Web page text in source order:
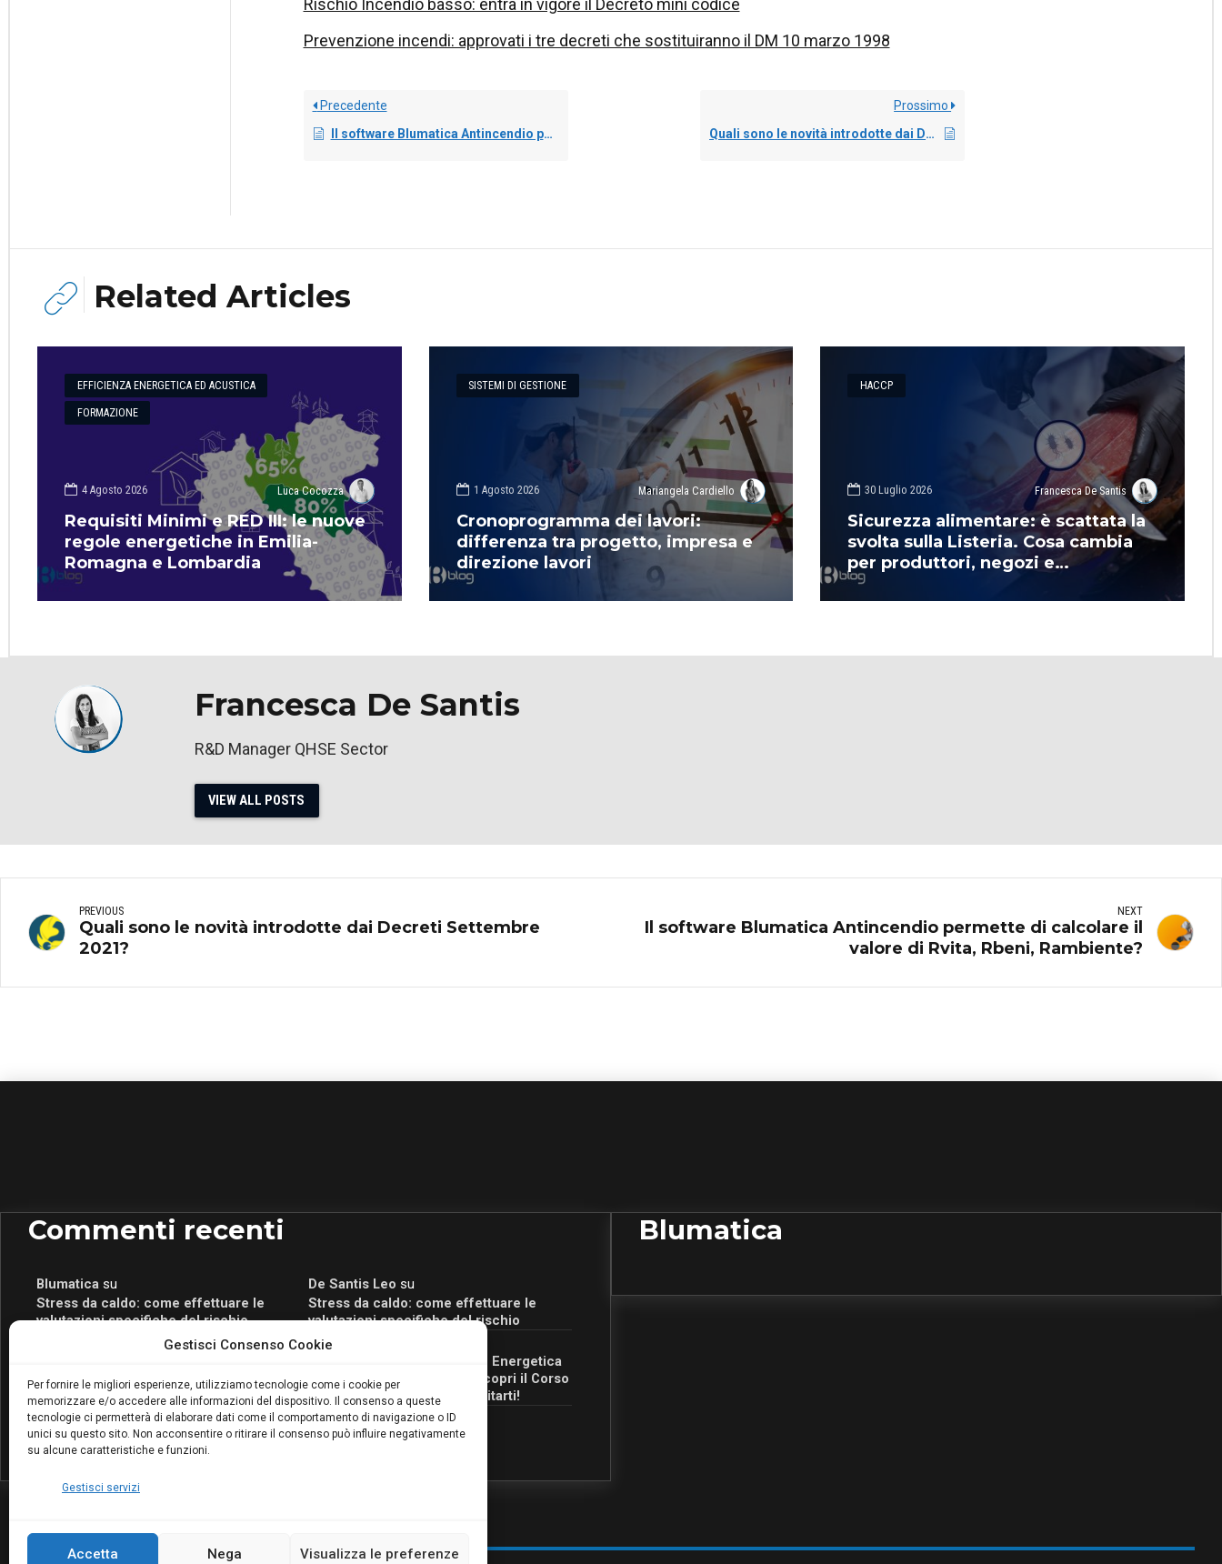
Gestisci Consenso Cookie
Per fornire le migliori esperienze, utilizziamo tecnologie come i cookie per
memorizzare e/o accedere alle informazioni del dispositivo. Il consenso a queste
tecnologie ci permetterà di elaborare dati come il comportamento di navigazione o ID
unici su questo sito. Non acconsentire o ritirare il consenso può influire negativamente
su alcune caratteristiche e funzioni.
Gestisci servizi
Accetta Nega Visualizza le preferenze
Rischio Incendio basso: entra in vigore il Decreto mini codice
Prevenzione incendi: approvati i tre decreti che sostituiranno il DM 10 marzo 1998
Precedente
Il software Blumatica Antincendio permette di calcolare il valore di Rvita, Rbeni, Rambiente?
Prossimo
Quali sono le novità introdotte dai Decreti Settembre 2021?
Related Articles
EFFICIENZA ENERGETICA ED ACUSTICA
FORMAZIONE
4 Agosto 2026 Luca Cocozza
Requisiti Minimi e RED III: le nuove
regole energetiche in Emilia-
Romagna e Lombardia
SISTEMI DI GESTIONE
1 Agosto 2026 Mariangela Cardiello
Cronoprogramma dei lavori:
differenza tra progetto, impresa e
direzione lavori
HACCP
30 Luglio 2026 Francesca De Santis
Sicurezza alimentare: è scattata la
svolta sulla Listeria. Cosa cambia
per produttori, negozi e
supermercati
Francesca De Santis
R&D Manager QHSE Sector
VIEW ALL POSTS
PREVIOUS
Quali sono le novità introdotte dai Decreti Settembre
2021?
NEXT
Il software Blumatica Antincendio permette di calcolare il
valore di Rvita, Rbeni, Rambiente?
Commenti recenti
Blumaticasu
Stress da caldo: come effettuare le
valutazioni specifiche del rischio
De Santis Leo su
Stress da caldo: come effettuare le
valutazioni specifiche del rischio
attivo anche in Campania: scopri il Corso
Blumatica da 80 Ore per abilitarti!
Romeo Myrtaj
Portale per la Certificazione Energetica
attivo anche in Campania: scopri il Corso
Blumatica da 80 Ore per abilitarti!
Blumaticasu
Coordinatore della Sicurezza: cosa è
richiesto per abilitazione e
Blumatica